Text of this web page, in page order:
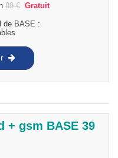
89€ Gratuit
de BASE :
+ gsm BASE 39